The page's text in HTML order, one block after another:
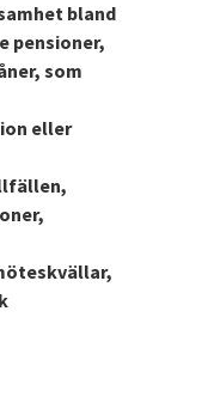
bland
pensioner,
som
eller